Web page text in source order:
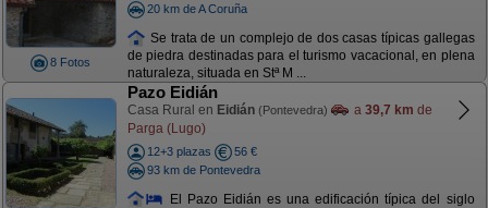
8 Fotos
20 km de A Coruña
Se trata de un complejo de dos casas típicas gallegas
de piedra destinadas para el turismo vacacional, en plena
naturaleza, situada en Stª M ...
Pazo Eidián
Casa Rural en Eidián (Pontevedra) a 39,7 km de
Parga (Lugo)
12+3 plazas
56 €
93 km de Pontevedra
El Pazo Eidián es una edificación típica del siglo